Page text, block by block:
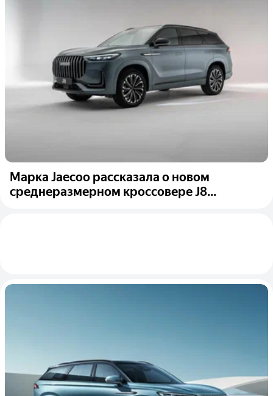
Марка Jaecoo рассказала о новом
среднеразмерном кроссовере J8...